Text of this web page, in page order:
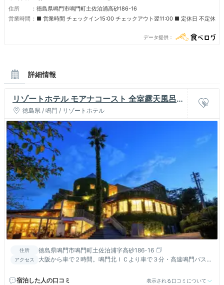
住所
徳島県鳴門市鳴門町土佐泊浦高砂186-16
営業時間
■ 営業時間 チェックイン15:00 チェックアウト翌11:00 ■ 定休日 不定休
データ提供
詳細情報
リゾートホテル モアナコースト 全室露天風呂
付き 大人の隠れ家
徳島県 / 鳴門 / リゾートホテル
住所 徳島県鳴門市鳴門町土佐泊浦字高砂186-16
アクセス
大阪から車で２時間。鳴門北ＩＣより車で３分・高速鳴門バス乗
宿泊した人の口コミ
表示される口コミについて